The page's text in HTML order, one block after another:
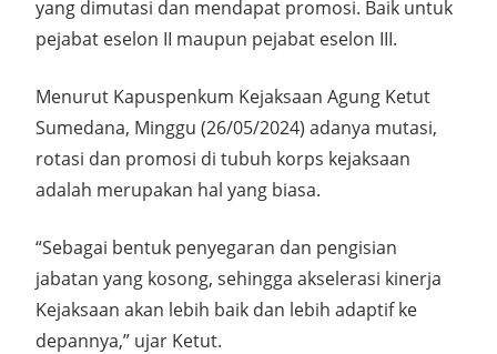
yang dimutasi dan mendapat promosi. Baik untuk
pejabat eselon II maupun pejabat eselon III.
Menurut Kapuspenkum Kejaksaan Agung Ketut
Sumedana, Minggu (26/05/2024) adanya mutasi,
rotasi dan promosi di tubuh korps kejaksaan
adalah merupakan hal yang biasa.
“Sebagai bentuk penyegaran dan pengisian
jabatan yang kosong, sehingga akselerasi kinerja
Kejaksaan akan lebih baik dan lebih adaptif ke
depannya,” ujar Ketut.